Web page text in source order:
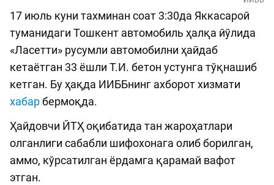
17 июль куни тахминан соат 3:30да Яккасарой
туманидаги Тошкент автомобиль ҳалқа йўлида
«Ласетти» русумли автомобилни ҳайдаб
кетаётган 33 ёшли Т.И. бетон устунга тўқнашиб
кетган. Бу ҳақда ИИББнинг ахборот хизмати
хабарбермоқда.
Ҳайдовчи ЙТҲ оқибатида тан жароҳатлари
олганлиги сабабли шифохонага олиб борилган,
аммо, кўрсатилган ёрдамга қарамай вафот
этган.